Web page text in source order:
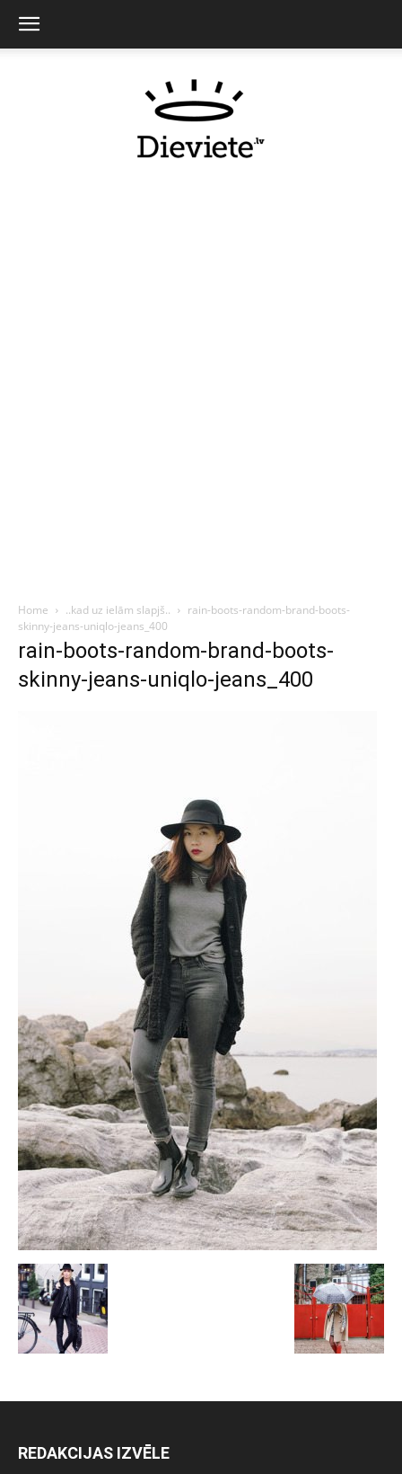
Home ..kad uz ielām slapjš..
rain-boots-random-brand-boots-
skinny-jeans-uniqlo-jeans_400
rain-boots-random-brand-boots-
skinny-jeans-uniqlo-jeans_400
REDAKCIJAS IZVĒLE